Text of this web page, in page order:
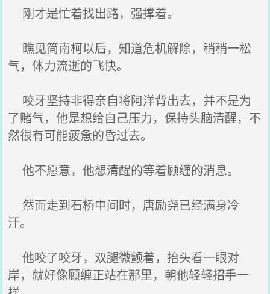
刚才是忙着找出路，强撑着。
瞧见简南柯以后，知道危机解除，稍稍一松
气，体力流逝的飞快。
咬牙坚持非得亲自将阿洋背出去，并不是为
了赌气，他是想给自己压力，保持头脑清醒，不
然很有可能疲惫的昏过去。
他不愿意，他想清醒的等着顾缠的消息。
然而走到石桥中间时，唐励尧已经满身冷
汗。
他咬了咬牙，双腿微颤着，抬头看一眼对
岸，就好像顾缠正站在那里，朝他轻轻招手一